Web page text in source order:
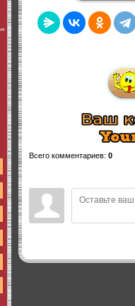
Всего комментариев: 0